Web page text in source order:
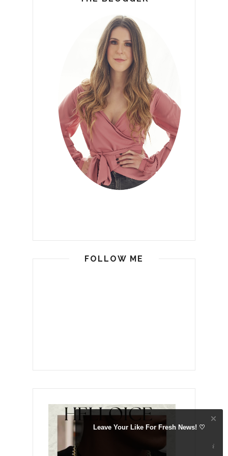
FOLLOW ME
Leave Your Like For Fresh News! ♡